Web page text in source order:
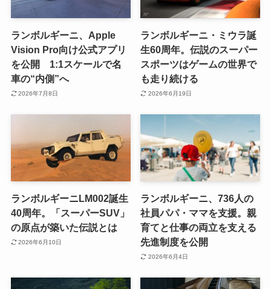
ランボルギーニ、Apple
Vision Pro向け公式アプリ
を公開 1:1スケールで名
車の“内側”へ
2026年7月8日
ランボルギーニ・ミウラ誕
生60周年。伝説のスーパー
スポーツはゲームの世界で
も走り続ける
2026年6月19日
ランボルギーニLM002誕生
40周年。「スーパーSUV」
の原点が築いた伝説とは
2026年6月10日
ランボルギーニ、736人の
社員パパ・ママを支援。親
育てと仕事の両立を支える
先進制度を公開
2026年6月4日